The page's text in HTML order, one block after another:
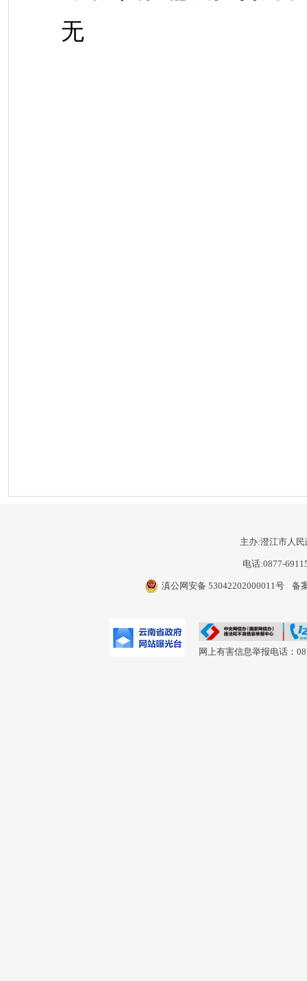
无
主办:澄江市人民
电话:0877-
滇公网安备 53042202000011号 备
网上有害信息举报电话：